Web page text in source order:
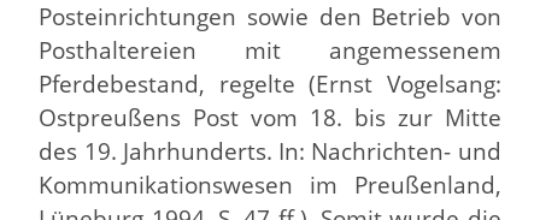
Posteinrichtungen sowie den Betrieb von
Posthaltereien mit angemessenem
Pferdebestand, regelte (Ernst Vogelsang:
Ostpreußens Post vom 18. bis zur Mitte
des 19. Jahrhunderts. In: Nachrichten- und
Kommunikationswesen im Preußenland,